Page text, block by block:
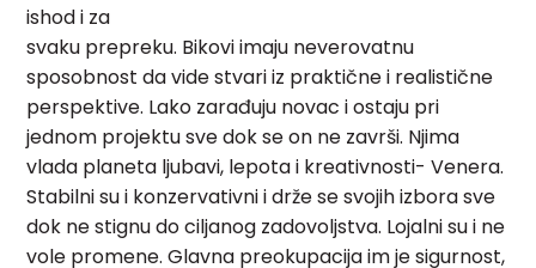
ishod i za
svaku prepreku. Bikovi imaju neverovatnu
sposobnost da vide stvari iz praktične i realistične
perspektive. Lako zarađuju novac i ostaju pri
jednom projektu sve dok se on ne završi. Njima
vlada planeta ljubavi, lepota i kreativnosti- Venera.
Stabilni su i konzervativni i drže se svojih izbora sve
dok ne stignu do ciljanog zadovoljstva. Lojalni su i ne
vole promene. Glavna preokupacija im je sigurnost,